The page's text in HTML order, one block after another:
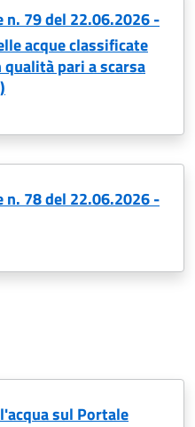
n. 79 del 22.06.2026 -
acque classificate
pari a scarsa
n. 78 del 22.06.2026 -
sul Portale